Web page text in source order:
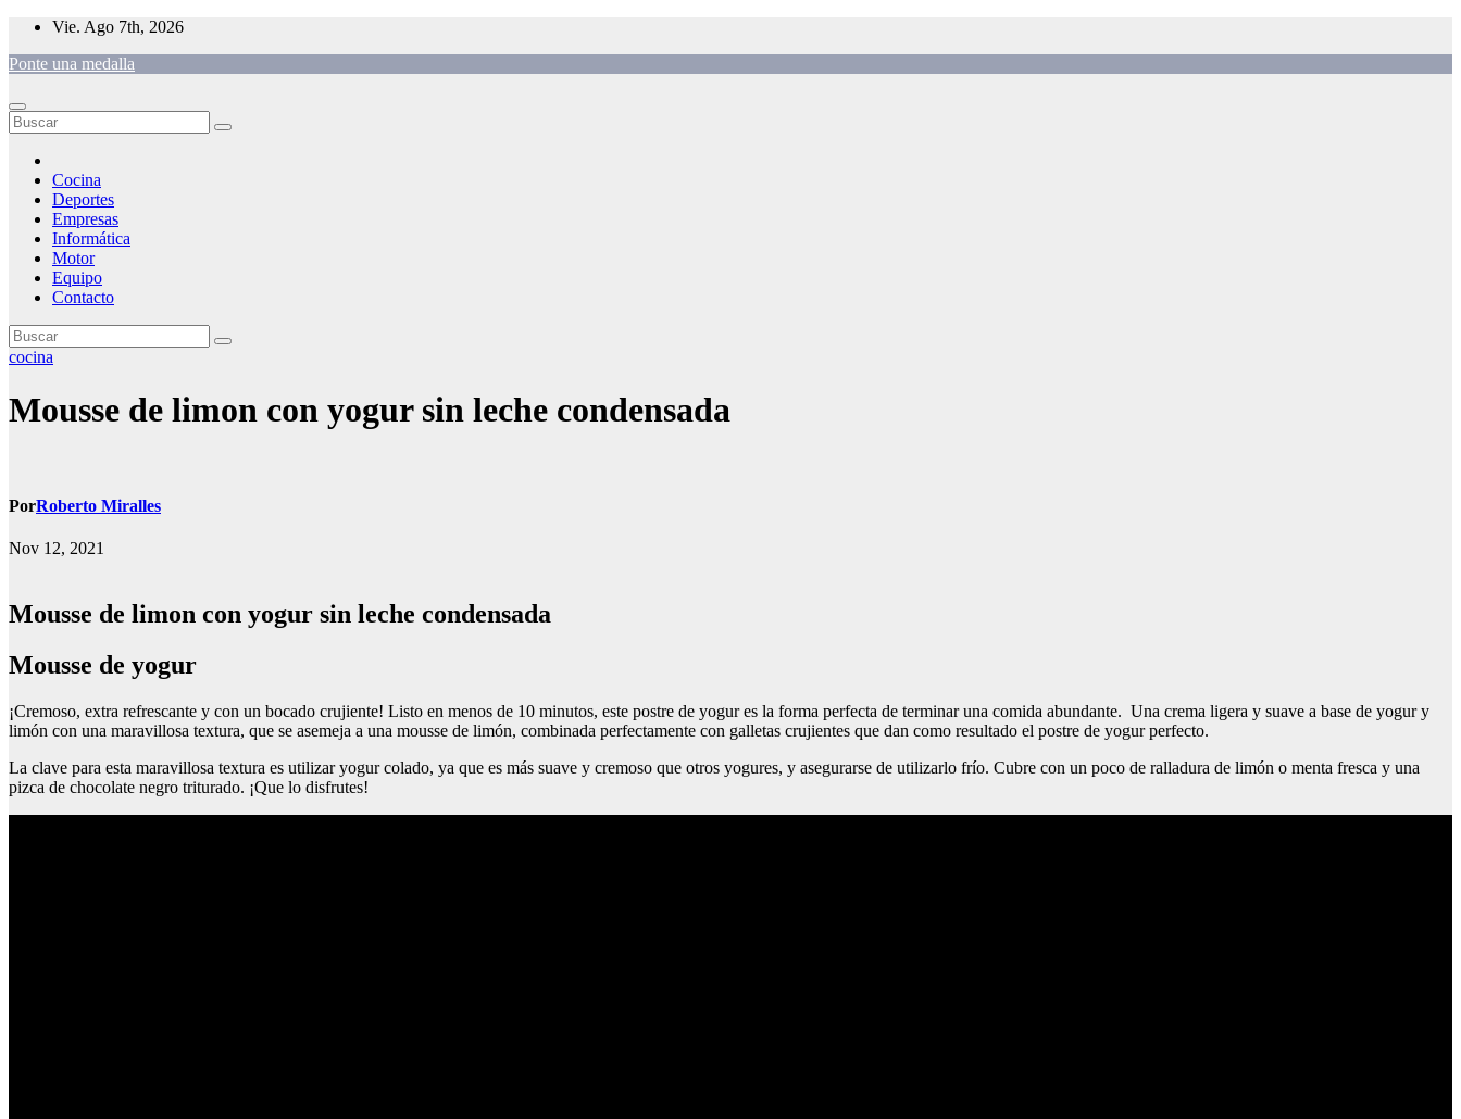
Saltar
contenido
Vie. Ago 7th, 2026
Ponte una medalla
Cocina
Deportes
Empresas
Informática
Motor
Equipo
Contacto
cocina
Mousse de limon con yogur sin leche condensada
PorRoberto Miralles
Nov 12, 2021
Mousse de limon con yogur sin leche condensada
mousse de yogur
¡Cremoso, extra refrescante y con un bocado crujiente! Listo en menos de 10 minutos, este postre de yogur es la forma perfecta de terminar una comida abundante. Una crema ligera y suave a base de yogur y
limón con una maravillosa textura, que se asemeja a una mousse de limón, combinada perfectamente con galletas crujientes que dan como resultado el postre de yogur perfecto.
La clave para esta maravillosa textura es utilizar yogur colado, ya que es más suave y cremoso que otros yogures, y asegurarse de utilizarlo frío. Cubre con un poco de ralladura de limón o menta fresca y una
pizca de chocolate negro triturado. ¡Que lo disfrutes!